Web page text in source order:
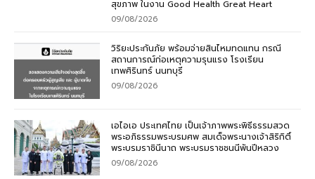
สุขภาพ ในงาน Good Health Great Heart
09/08/2026
วิริยะประกันภัย พร้อมจ่ายสินไหมทดแทน กรณี
สถานการณ์ก่อเหตุความรุนแรง โรงเรียน
เทพศิรินทร์ นนทบุรี
09/08/2026
เอไอเอ ประเทศไทย เป็นเจ้าภาพพระพิธีธรรมสวด
พระอภิธรรมพระบรมศพ สมเด็จพระนางเจ้าสิริกิติ์
พระบรมราชินีนาถ พระบรมราชชนนีพันปีหลวง
09/08/2026